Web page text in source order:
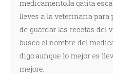
medicamento.la gatita
lleves a la veterinaria
de guardar las recetas del
busco el nombre del
digo.aunque lo mejor es
mejore.